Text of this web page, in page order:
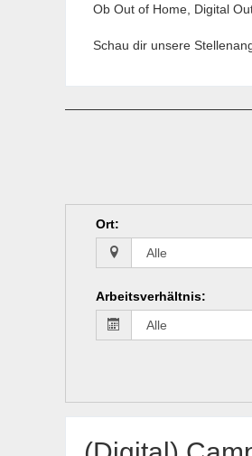
Ob Out of Home, Digital
Schau dir unsere
Ort:
Arbeitsverhältnis: